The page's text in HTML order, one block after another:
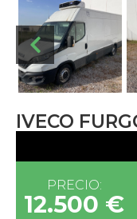
IVECO
PRECIO:
12.500 €